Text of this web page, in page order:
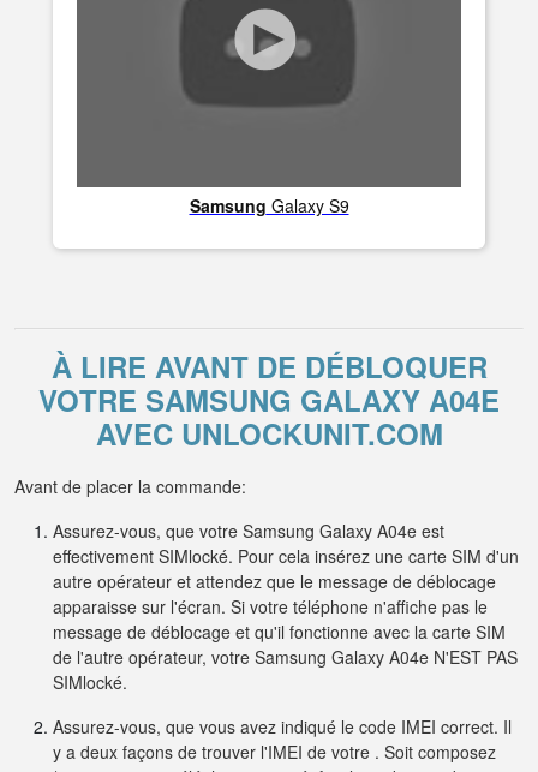
Samsung Galaxy S9
À LIRE AVANT DE DÉBLOQUER
VOTRE SAMSUNG GALAXY A04E
AVEC UNLOCKUNIT.COM
Avant de placer la commande:
Assurez-vous, que votre Samsung Galaxy A04e est
effectivement SIMlocké. Pour cela insérez une carte SIM d'un
autre opérateur et attendez que le message de déblocage
apparaisse sur l'écran. Si votre téléphone n'affiche pas le
message de déblocage et qu'il fonctionne avec la carte SIM
de l'autre opérateur, votre Samsung Galaxy A04e N'EST PAS
SIMlocké.
Assurez-vous, que vous avez indiqué le code IMEI correct. Il
y a deux façons de trouver l'IMEI de votre . Soit composez